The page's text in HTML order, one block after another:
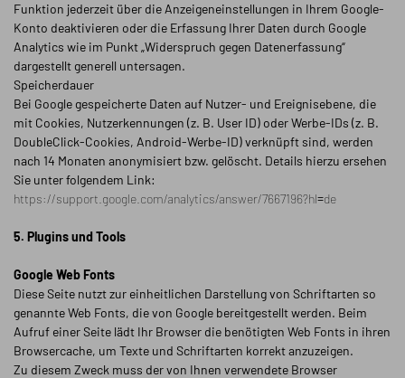
Funktion jederzeit über die Anzeigeneinstellungen in Ihrem Google-
Konto deaktivieren oder die Erfassung Ihrer Daten durch Google
Analytics wie im Punkt „Widerspruch gegen Datenerfassung“
dargestellt generell untersagen.
Speicherdauer
Bei Google gespeicherte Daten auf Nutzer- und Ereignisebene, die
mit Cookies, Nutzerkennungen (z. B. User ID) oder Werbe-IDs (z. B.
DoubleClick-Cookies, Android-Werbe-ID) verknüpft sind, werden
nach 14 Monaten anonymisiert bzw. gelöscht. Details hierzu ersehen
Sie unter folgendem Link:
https://support.google.com/analytics/answer/7667196?hl=de
5. Plugins und Tools
Google Web Fonts
Diese Seite nutzt zur einheitlichen Darstellung von Schriftarten so
genannte Web Fonts, die von Google bereitgestellt werden. Beim
Aufruf einer Seite lädt Ihr Browser die benötigten Web Fonts in ihren
Browsercache, um Texte und Schriftarten korrekt anzuzeigen.
Zu diesem Zweck muss der von Ihnen verwendete Browser